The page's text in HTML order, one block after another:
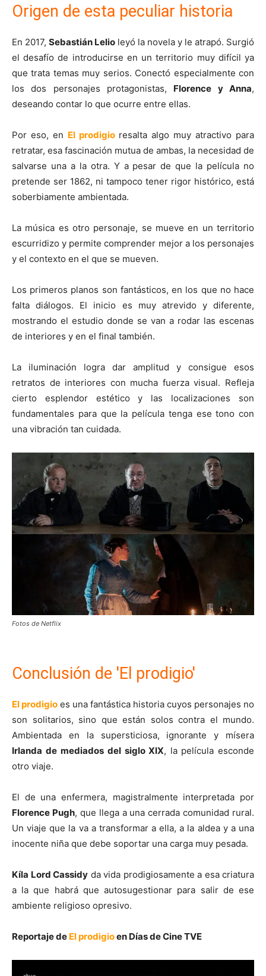
Origen de esta peculiar historia
En 2017, Sebastián Lelio leyó la novela y le atrapó. Surgió
el desafío de introducirse en un territorio muy difícil ya
que trata temas muy serios. Conectó especialmente con
los dos personajes protagonistas, Florence y Anna,
deseando contar lo que ocurre entre ellas.
Por eso, en El prodigioresalta algo muy atractivo para
retratar, esa fascinación mutua de ambas, la necesidad de
salvarse una a la otra. Y a pesar de que la película no
pretende ser 1862, ni tampoco tener rigor histórico, está
soberbiamente ambientada.
La música es otro personaje, se mueve en un territorio
escurridizo y permite comprender mejor a los personajes
y el contexto en el que se mueven.
Los primeros planos son fantásticos, en los que no hace
falta diálogos. El inicio es muy atrevido y diferente,
mostrando el estudio donde se van a rodar las escenas
de interiores y en el final también.
La iluminación logra dar amplitud y consigue esos
retratos de interiores con mucha fuerza visual. Refleja
cierto esplendor estético y las localizaciones son
fundamentales para que la película tenga ese tono con
una vibración tan cuidada.
Fotos de Netflix
Conclusión de 'El prodigio'
El prodigio es una fantástica historia cuyos personajes no
son solitarios, sino que están solos contra el mundo.
Ambientada en la supersticiosa, ignorante y mísera
Irlanda de mediados del siglo XIX, la película esconde
otro viaje.
El de una enfermera, magistralmente interpretada por
Florence Pugh, que llega a una cerrada comunidad rural.
Un viaje que la va a transformar a ella, a la aldea y a una
inocente niña que debe soportar una carga muy pesada.
Kíla Lord Cassidy da vida prodigiosamente a esa criatura
a la que habrá que autosugestionar para salir de ese
ambiente religioso opresivo.
Reportaje de El prodigioen Días de Cine TVE